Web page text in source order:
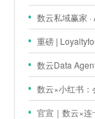
数云私域赢家 ·
重磅 | Loyaltyforce 与菲
数云Data
数云×小红书：
官宣｜数云×连